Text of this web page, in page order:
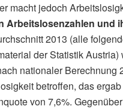
macht jedoch
Arbeitslosenzahlen und
2013 (alle
der Statistik Austria)
nationaler Berechnung
betroffen, das
von 7,6%.